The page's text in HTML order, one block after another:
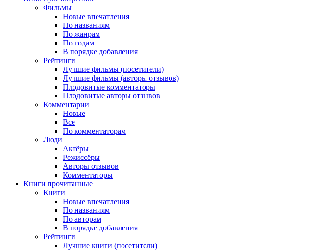
Фильмы
Новые впечатления
По названиям
По жанрам
По годам
В порядке добавления
Рейтинги
Лучшие фильмы (посетители)
Лучшие фильмы (авторы отзывов)
Плодовитые комментаторы
Плодовитые авторы отзывов
Комментарии
Новые
Все
По комментаторам
Люди
Актёры
Режиссёры
Авторы отзывов
Комментаторы
Книги прочитанные
Книги
Новые впечатления
По названиям
По авторам
В порядке добавления
Рейтинги
Лучшие книги (посетители)